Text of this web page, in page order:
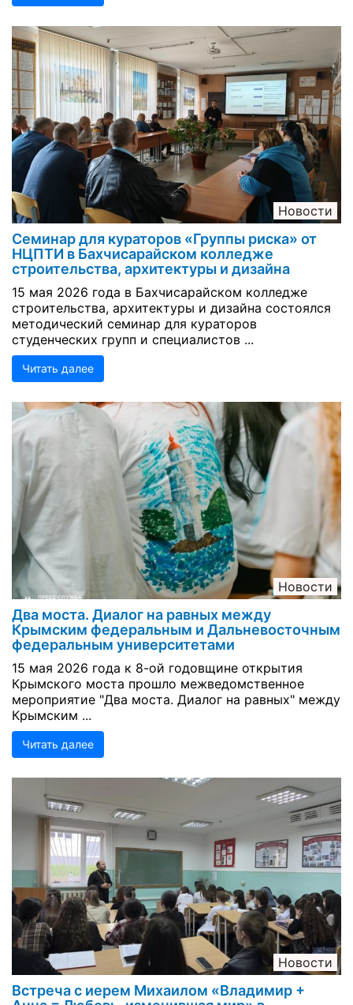
Новости
Семинар для кураторов «Группы риска» от
НЦПТИ в Бахчисарайском колледже
строительства, архитектуры и дизайна
15 мая 2026 года в Бахчисарайском колледже
строительства, архитектуры и дизайна состоялся
методический семинар для кураторов
студенческих групп и специалистов ...
Читать далее
Новости
Два моста. Диалог на равных между
Крымским федеральным и Дальневосточным
федеральным университетами
15 мая 2026 года к 8-ой годовщине открытия
Крымского моста прошло межведомственное
мероприятие "Два моста. Диалог на равных" между
Крымским ...
Читать далее
Новости
Встреча с иерем Михаилом «Владимир +